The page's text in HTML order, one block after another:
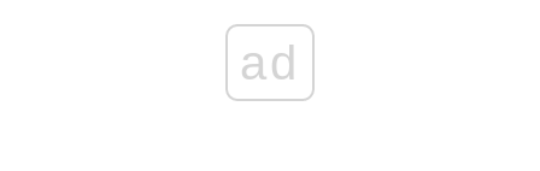
ad